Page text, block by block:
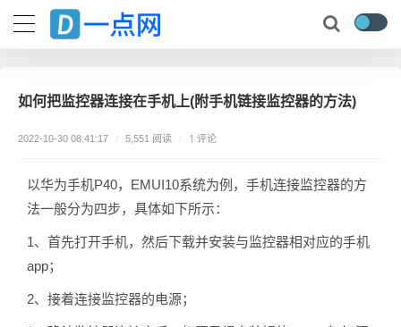
如何把监控器连接在手机上(附手机链接监控器的方法)
2022-10-30 08:41:17 / 5,551 阅读 / 1 评论
以华为手机P40，EMUI10系统为例，手机连接监控器的方
法一般分为四步，具体如下所示：
1、首先打开手机，然后下载并安装与监控器相对应的手机
app；
2、接着连接监控器的电源；